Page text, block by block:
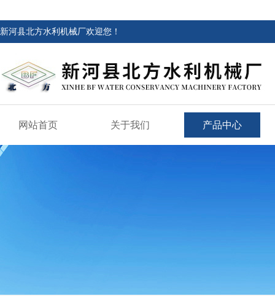
新河县北方水利机械厂欢迎您！
网站首页 关于我们 产品中心